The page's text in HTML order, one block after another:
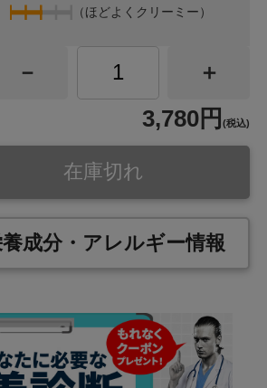
（ほどよくクリーミー）
3,780円 (税込)
在庫切れ
成分・アレルギー情報